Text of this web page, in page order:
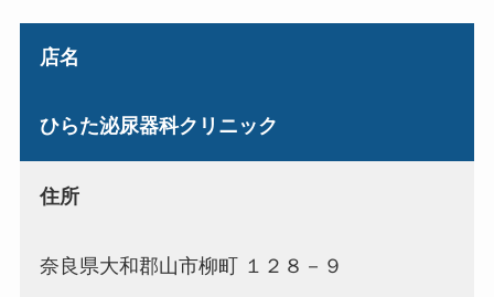
店名
ひらた泌尿器科クリニック
住所
奈良県大和郡山市柳町 １２８－９